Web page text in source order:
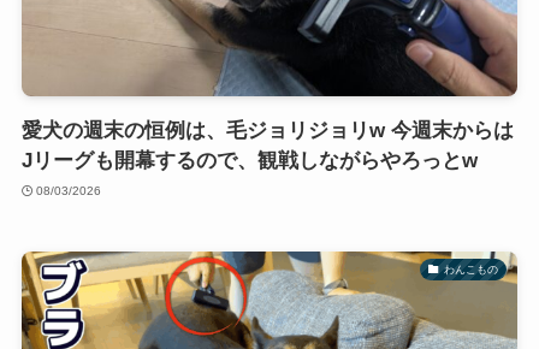
愛犬の週末の恒例は、毛ジョリジョリw 今週末からは
Jリーグも開幕するので、観戦しながらやろっとw
08/03/2026
わんこもの